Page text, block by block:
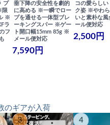
プ
限
※
ラ
フ
垂下降の安全性を劇的
に高める ※一瞬でロー
プを通せる一体型ブレ
ーキングスパー ※ゲー
ト開口幅15mm 85g ※
メール便対応
7,590円
コの愛らしい
ク姿 ※やわ
いと素朴な
ール便対応
2,500円
のギアが入荷
3 4